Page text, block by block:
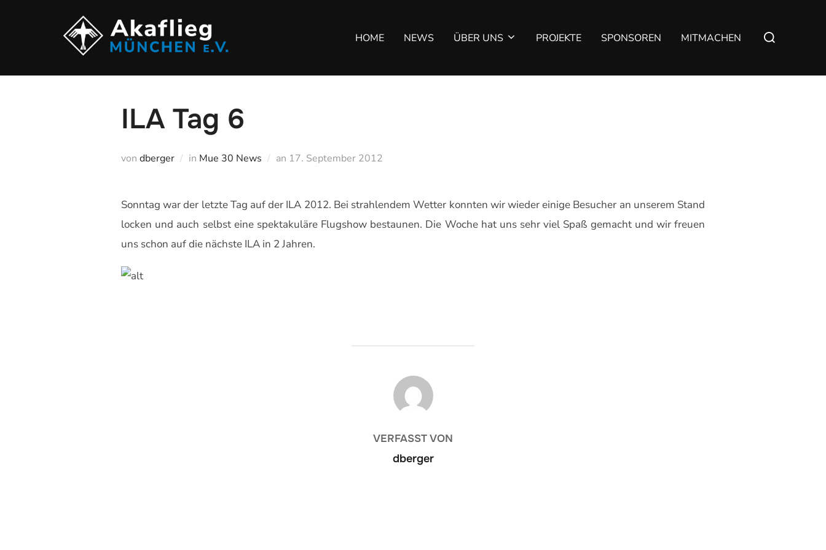
HOME NEWS ÜBER UNS PROJEKTE SPONSOREN MITMACHEN
Suchen
nach:
ILA Tag 6
von dberger in Mue 30 News an Veröffentlicht
17. September 2012
Sonntag war der letzte Tag auf der ILA 2012. Bei strahlendem Wetter konnten wir wieder einige Besucher an unserem Stand
locken und auch selbst eine spektakuläre Flugshow bestaunen. Die Woche hat uns sehr viel Spaß gemacht und wir freuen
uns schon auf die nächste ILA in 2 Jahren.
BEITRAGSAUTOR
VERFASST VON
dberger